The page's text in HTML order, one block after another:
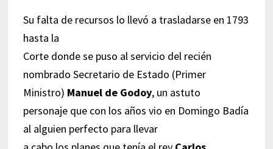
Su falta de recursos lo llevó a trasladarse en 1793
hasta la
Corte donde se puso al servicio del recién
nombrado Secretario de Estado (Primer
Ministro) Manuel de Godoy, un astuto
personaje que con los años vio en Domingo Badía
al alguien perfecto para llevar